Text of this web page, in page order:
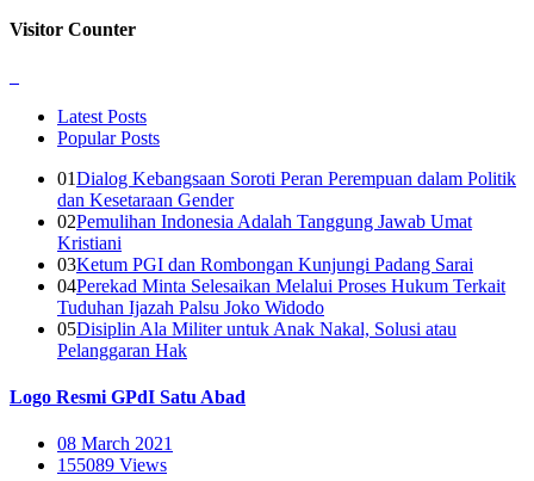
Visitor Counter
Latest Posts
Popular Posts
01Dialog Kebangsaan Soroti Peran Perempuan dalam Politik
dan Kesetaraan Gender
02Pemulihan Indonesia Adalah Tanggung Jawab Umat
Kristiani
03Ketum PGI dan Rombongan Kunjungi Padang Sarai
04Perekad Minta Selesaikan Melalui Proses Hukum Terkait
Tuduhan Ijazah Palsu Joko Widodo
05Disiplin Ala Militer untuk Anak Nakal, Solusi atau
Pelanggaran Hak
Logo Resmi GPdI Satu Abad
08 March 2021
155089 Views